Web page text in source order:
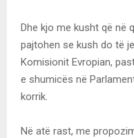
Dhe kjo me kusht që në
pajtohen se kush do të
Komisionit Evropian,
e shumicës në
korrik.
Në atë rast, me